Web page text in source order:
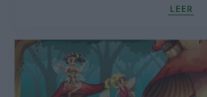
LEER